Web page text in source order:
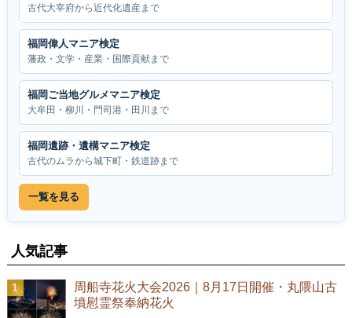
古代大宰府から近代化遺産まで
福岡偉人マニア検定
藩政・文学・産業・国際貢献まで
福岡ご当地グルメマニア検定
大牟田・柳川・門司港・田川まで
福岡遺跡・遺構マニア検定
古代のムラから城下町・鉄道跡まで
一覧を見る
人気記事
周船寺花火大会2026｜8月17日開催・丸隈山古
墳慰霊祭奉納花火